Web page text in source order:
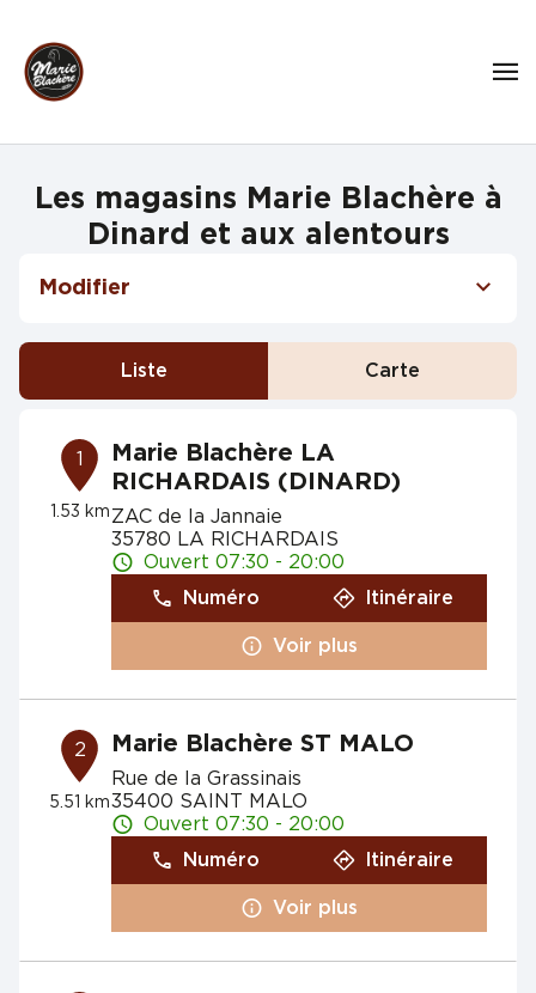
Les magasins Marie Blachère à
Dinard et aux alentours
Modifier
Liste Carte
1
1.53 km
Marie Blachère LA
RICHARDAIS (DINARD)
ZAC de la Jannaie
35780 LA RICHARDAIS
Ouvert 07:30 - 20:00
Numéro
Itinéraire
Voir plus
2
5.51 km
Marie Blachère ST MALO
Rue de la Grassinais
35400 SAINT MALO
Ouvert 07:30 - 20:00
Numéro
Itinéraire
Voir plus